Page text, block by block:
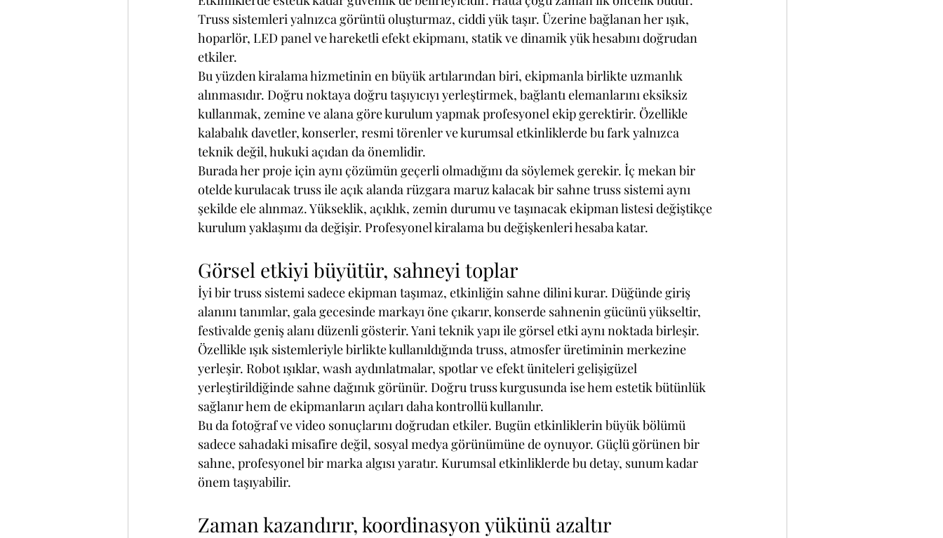
Truss sistemleri yalnızca görüntü oluşturmaz, ciddi yük taşır. Üzerine bağlanan her ışık,
hoparlör, LED panel ve hareketli efekt ekipmanı, statik ve dinamik yük hesabını doğrudan
etkiler.
Bu yüzden kiralama hizmetinin en büyük artılarından biri, ekipmanla birlikte uzmanlık
alınmasıdır. Doğru noktaya doğru taşıyıcıyı yerleştirmek, bağlantı elemanlarını eksiksiz
kullanmak, zemine ve alana göre kurulum yapmak profesyonel ekip gerektirir. Özellikle
kalabalık davetler, konserler, resmi törenler ve kurumsal etkinliklerde bu fark yalnızca
teknik değil, hukuki açıdan da önemlidir.
Burada her proje için aynı çözümün geçerli olmadığını da söylemek gerekir. İç mekan bir
otelde kurulacak truss ile açık alanda rüzgara maruz kalacak bir sahne truss sistemi aynı
şekilde ele alınmaz. Yükseklik, açıklık, zemin durumu ve taşınacak ekipman listesi değiştikçe
kurulum yaklaşımı da değişir. Profesyonel kiralama bu değişkenleri hesaba katar.
Görsel etkiyi büyütür, sahneyi toplar
İyi bir truss sistemi sadece ekipman taşımaz, etkinliğin sahne dilini kurar. Düğünde giriş
alanını tanımlar, gala gecesinde markayı öne çıkarır, konserde sahnenin gücünü yükseltir,
festivalde geniş alanı düzenli gösterir. Yani teknik yapı ile görsel etki aynı noktada birleşir.
Özellikle ışık sistemleriyle birlikte kullanıldığında truss, atmosfer üretiminin merkezine
yerleşir. Robot ışıklar, wash aydınlatmalar, spotlar ve efekt üniteleri gelişigüzel
yerleştirildiğinde sahne dağınık görünür. Doğru truss kurgusunda ise hem estetik bütünlük
sağlanır hem de ekipmanların açıları daha kontrollü kullanılır.
Bu da fotoğraf ve video sonuçlarını doğrudan etkiler. Bugün etkinliklerin büyük bölümü
sadece sahadaki misafire değil, sosyal medya görünümüne de oynuyor. Güçlü görünen bir
sahne, profesyonel bir marka algısı yaratır. Kurumsal etkinliklerde bu detay, sunum kadar
önem taşıyabilir.
Zaman kazandırır, koordinasyon yükünü azaltır